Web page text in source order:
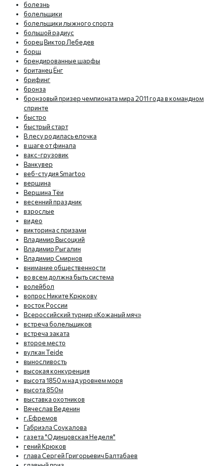
болезнь
болельщики
болельщики лыжного спорта
большой радиус
борец Виктор Лебедев
борщ
брендированные шарфы
британец Ёнг
брифинг
бронза
бронзовый призер чемпионата мира 2011 года в командном
спринте
быстро
быстрый старт
В лесу родилась елочка
в шаге от финала
вакс-грузовик
Ванкувер
веб-студия Smartoo
вершина
Вершина Тёи
весенний праздник
взрослые
видео
викторина с призами
Владимир Высоцкий
Владимир Рыгалин
Владимир Смирнов
внимание общественности
во всем должна быть система
волейбол
вопрос Никите Крюкову
восток России
Всероссийский турнир «Кожаный мяч»
встреча болельщиков
встреча заката
второе место
вулкан Teide
выносливость
высокая конкуренция
высота 1850 м над уровнем моря
высота 850м
выставка охотников
Вячеслав Веденин
г.Ефремов
Габриэла Соукалова
газета "Одинцовская Неделя"
гений Крюков
глава Сергей Григорьевич Балтабаев